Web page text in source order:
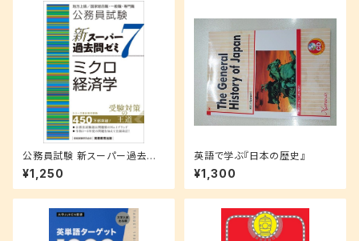
公務員試験 新スーパー過去問
ゼミ7 ミクロ経済学
¥1,250
英語で学ぶ『日本の歴史』
¥1,300